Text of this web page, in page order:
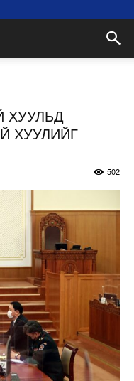
ХУУЛЬД
ХУУЛИЙГ
502